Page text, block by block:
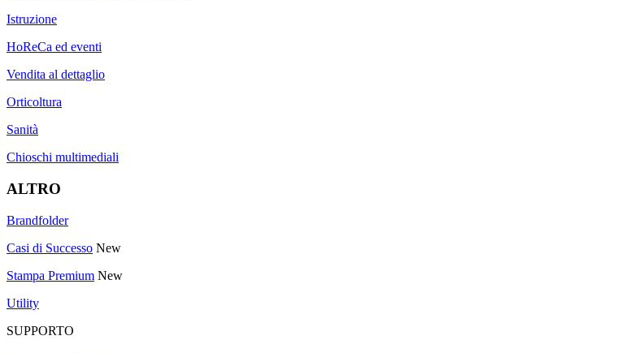
Istruzione
HoReCa ed eventi
Vendita al dettaglio
Orticoltura
Sanità
Chioschi multimediali
ALTRO
Brandfolder
Casi di Successo New
Stampa Premium New
Utility
SUPPORTO